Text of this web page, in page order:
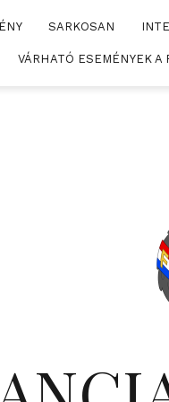
SARKOSAN
VÁRHATÓ ESEMÉNYEK